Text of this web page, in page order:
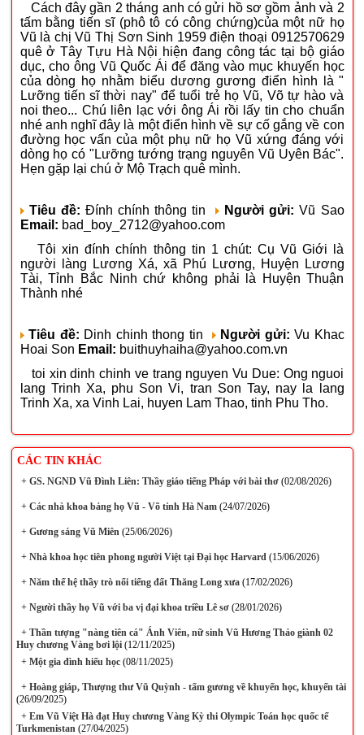
Cách đây gần 2 tháng anh có gửi hồ sơ gồm ảnh và 2
tấm bằng tiến sĩ (phô tô có công chứng)của một nữ họ
Vũ là chị Vũ Thị Sơn Sinh 1959 điện thoại 0912570629
quê ở Tây Tựu Hà Nội hiện đang công tác tại bộ giáo
dục, cho ông Vũ Quốc Ái để đăng vào mục khuyến học
của dòng họ nhằm biểu dương gương điển hình là "
Lưỡng tiến sĩ thời nay" để tuổi trẻ họ Vũ, Võ tự hào và
noi theo... Chú liên lạc với ông Ái rồi lấy tin cho chuẩn
nhé anh nghĩ đây là một điển hình về sự cố gắng về con
đường học vấn của một phụ nữ họ Vũ xứng đáng với
dòng họ có "Lưỡng tướng trạng nguyên Vũ Uyên Bác".
Hẹn gặp lại chú ở Mộ Trạch quê mình.
Tiêu đề: Đính chính thông tin Người gửi: Vũ Sao
Email: bad_boy_2712@yahoo.com
Tôi xin đính chính thông tin 1 chút: Cụ Vũ Giới là
người làng Lương Xá, xã Phú Lương, Huyện Lương
Tài, Tỉnh Bắc Ninh chứ không phải là Huyện Thuận
Thành nhé
Tiêu đề: Dinh chinh thong tin Người gửi: Vu Khac
Hoai Son Email: buithuyhaiha@yahoo.com.vn
toi xin dinh chinh ve trang nguyen Vu Due: Ong nguoi
lang Trinh Xa, phu Son Vi, tran Son Tay, nay la lang
Trinh Xa, xa Vinh Lai, huyen Lam Thao, tinh Phu Tho.
CÁC TIN KHÁC
+GS. NGND Vũ Đình Liên: Thầy giáo tiếng Pháp với bài thơ(02/08/2026)
+Các nhà khoa bảng họ Vũ - Võ tỉnh Hà Nam(24/07/2026)
+Gương sáng Vũ Miên(25/06/2026)
+Nhà khoa học tiên phong người Việt tại Đại học Harvard(15/06/2026)
+Năm thế hệ thầy trò nổi tiếng đất Thăng Long xưa(17/02/2026)
+Người thầy họ Vũ với ba vị đại khoa triều Lê sơ(28/01/2026)
+Thần tượng "nàng tiên cá" Ánh Viên, nữ sinh Vũ Hương Thảo giành 02
Huy chương Vàng bơi lội(12/11/2025)
+Một gia đình hiếu học(08/11/2025)
+Hoàng giáp, Thượng thư Vũ Quỳnh - tấm gương về khuyến học, khuyến tài
(26/09/2025)
+Em Vũ Việt Hà đạt Huy chương Vàng Kỳ thi Olympic Toán học quốc tế
Turkmenistan(27/04/2025)